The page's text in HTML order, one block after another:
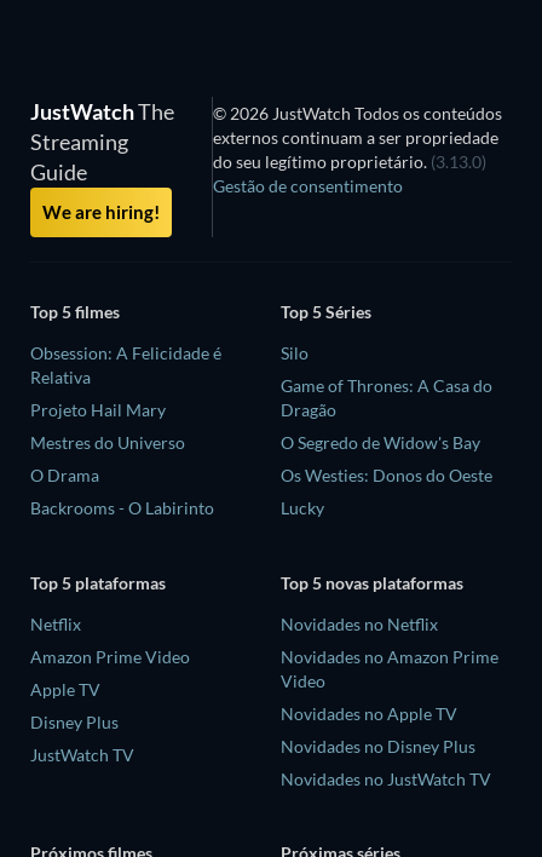
JustWatchThe
Streaming
Guide
We are hiring!
© 2026 JustWatch Todos os conteúdos
externos continuam a ser propriedade
do seu legítimo proprietário. (3.13.0)
Gestão de consentimento
Top 5 filmes
Obsession: A Felicidade é
Relativa
Projeto Hail Mary
Mestres do Universo
O Drama
Backrooms - O Labirinto
Top 5 Séries
Silo
Game of Thrones: A Casa do
Dragão
O Segredo de Widow's Bay
Os Westies: Donos do Oeste
Lucky
Top 5 plataformas
Netflix
Amazon Prime Video
Apple TV
Disney Plus
JustWatch TV
Top 5 novas plataformas
Novidades no Netflix
Novidades no Amazon Prime
Video
Novidades no Apple TV
Novidades no Disney Plus
Novidades no JustWatch TV